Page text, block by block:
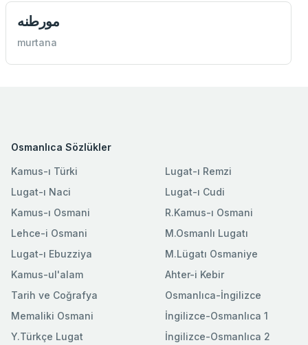
مورطنه
murtana
Osmanlıca Sözlükler
Kamus-ı Türki
Lugat-ı Naci
Kamus-ı Osmani
Lehce-i Osmani
Lugat-ı Ebuzziya
Lugat-ı Remzi
Lugat-ı Cudi
R.Kamus-ı Osmani
M.Osmanlı Lugatı
M.Lügatı Osmaniye
Kamus-ul'alam
Tarih ve Coğrafya
Memaliki Osmani
Y.Türkçe Lugat
Ahter-i Kebir
Osmanlıca-İngilizce
İngilizce-Osmanlıca 1
İngilizce-Osmanlıca 2